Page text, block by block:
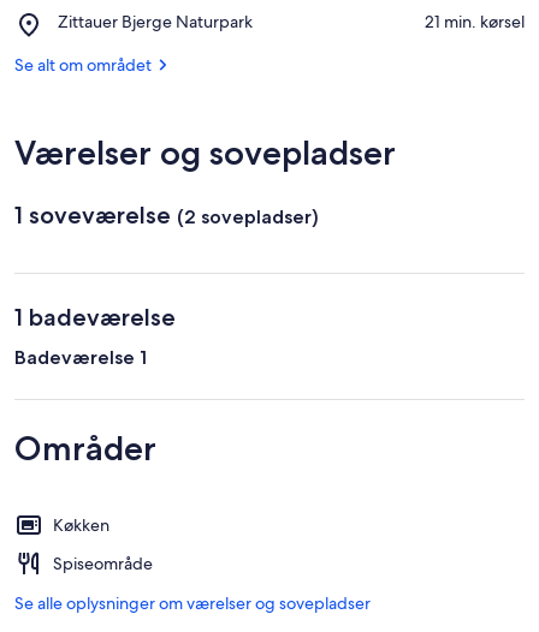
Therme
Zittauer Bjerge Naturpark
Place,
Bjerge
‪21 min. kørsel‬
Se alt om området
Værelser og sovepladser
1 soveværelse (2 sovepladser)
1 badeværelse
Badeværelse 1
Områder
Køkken
Spiseområde
Se alle oplysninger om værelser og sovepladser